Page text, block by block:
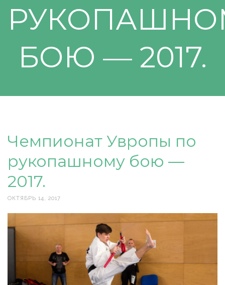
БОЮ — 2017.
Чемпионат Увропы по
рукопашному бою —
2017.
ОКТЯБРЬ 14, 2017